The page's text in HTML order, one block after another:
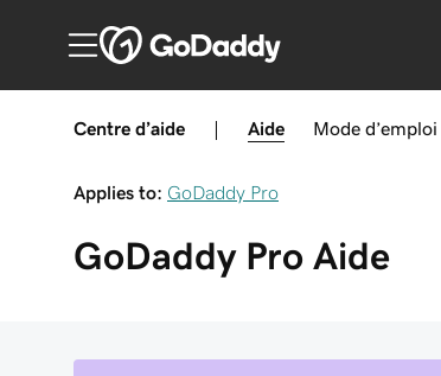
Centre d’aide Aide Mode d’emploi
Applies to: GoDaddy Pro
GoDaddy Pro Aide